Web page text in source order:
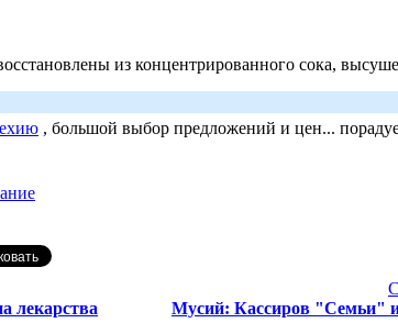
из концентрированного сока,
, большой выбор предложений и цен...
лекарства
Мусий: Кассиров "Семьи"